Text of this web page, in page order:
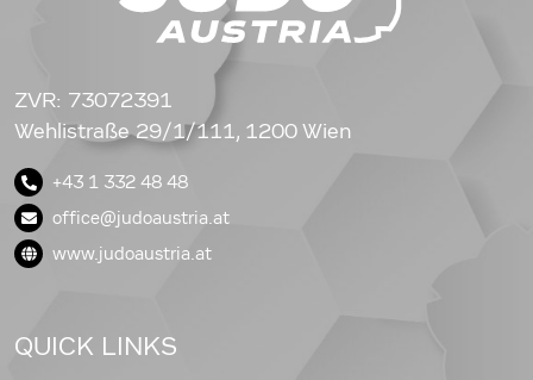
ZVR: 73072391
Wehlistraße 29/1/111, 1200 Wien
+43 1 332 48 48
office@judoaustria.at
www.judoaustria.at
QUICK LINKS